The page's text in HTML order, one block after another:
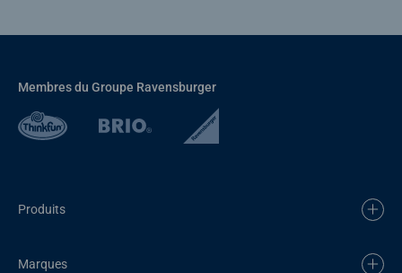
Membres du Groupe Ravensburger
Produits
Marques